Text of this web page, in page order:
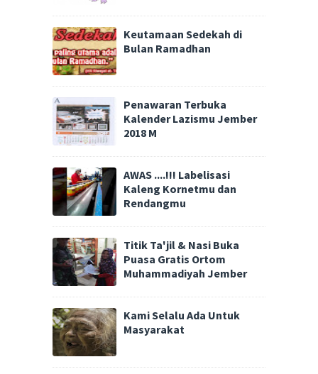
Keutamaan Sedekah di
Bulan Ramadhan
Penawaran Terbuka
Kalender Lazismu Jember
2018 M
AWAS ....!!! Labelisasi
Kaleng Kornetmu dan
Rendangmu
Titik Ta'jil & Nasi Buka
Puasa Gratis Ortom
Muhammadiyah Jember
Kami Selalu Ada Untuk
Masyarakat